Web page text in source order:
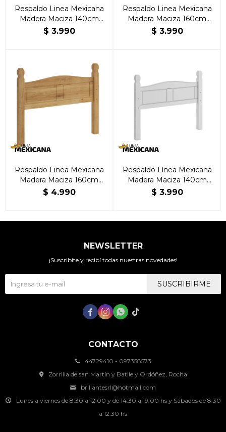
Respaldo Linea Mexicana
Madera Maciza 140cm
Natural
$ 3.990
Respaldo Linea Mexicana
Madera Maciza 160cm
Oscuro
$ 3.990
Respaldo Linea Mexicana
Madera Maciza 160cm
Natural
$ 4.990
Respaldo Línea Mexicana
Madera Maciza 140cm
Blanco
$ 3.990
CONTACTO
44729410 - 097358573
Zorrilla de san Martín y Batlle y Ordóñez, Rocha
brillantesrl@hotmail.com
Lunes a viernes de 8:30 a 12:00 y de 14:30 a 19:00 hs y Sábados de 8:30
a 12:30 hs
NEWSLETTER
¡Suscribite y recibí todas nuestras novedades!
SUSCRIBIRME
   